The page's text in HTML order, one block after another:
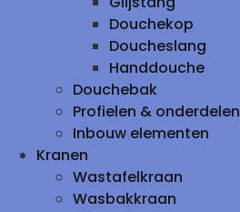
Douchekop
Doucheslang
Handdouche
Douchebak
Profielen & onderdelen
Inbouw elementen
Kranen
Wastafelkraan
Wasbakkraan